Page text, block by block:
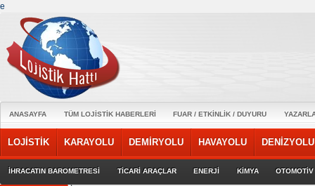
e
ANASAYFA TÜM LOJİSTİK HABERLERİ FUAR / ETKİNLİK / DUYURU
LOJİSTİK KARAYOLU DEMİRYOLU HAVAYOLU DENİZYOLU
İHRACATIN BAROMETRESİ TİCARİ ARAÇLAR ENERJİ KİMYA OTOMOTİV